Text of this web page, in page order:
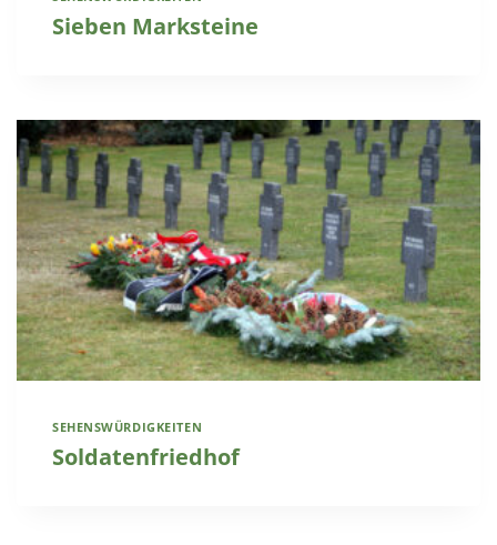
Sieben Marksteine
SEHENSWÜRDIGKEITEN
Soldatenfriedhof